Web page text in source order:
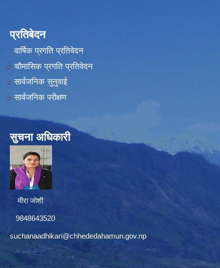
प्रतिबेदन
वार्षिक प्रगति प्रतिवेदन
चौमासिक प्रगति प्रतिवेदन
सार्वजनिक सुनुवाई
सार्वजनिक परीक्षण
सुचना अधिकारी
मीरा जोशी
9848643520
suchanaadhikari@chhededahamun.gov.np